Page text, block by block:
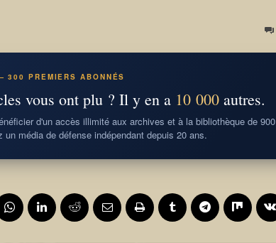
300 PREMIERS ABONNÉS
vous ont plu ? Il y en a 10 000autres.
d'un accès illimité aux archives et à la bibliothèque de 900
média de défense indépendant depuis 20 ans.